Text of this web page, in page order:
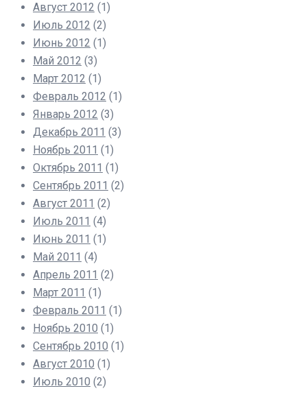
Август 2012 (1)
Июль 2012 (2)
Июнь 2012 (1)
Май 2012 (3)
Март 2012 (1)
Февраль 2012 (1)
Январь 2012 (3)
Декабрь 2011 (3)
Ноябрь 2011 (1)
Октябрь 2011 (1)
Сентябрь 2011 (2)
Август 2011 (2)
Июль 2011 (4)
Июнь 2011 (1)
Май 2011 (4)
Апрель 2011 (2)
Март 2011 (1)
Февраль 2011 (1)
Ноябрь 2010 (1)
Сентябрь 2010 (1)
Август 2010 (1)
Июль 2010 (2)